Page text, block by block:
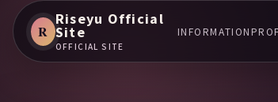
R
Riseyu Official
Site
OFFICIAL SITE
INFORMATION